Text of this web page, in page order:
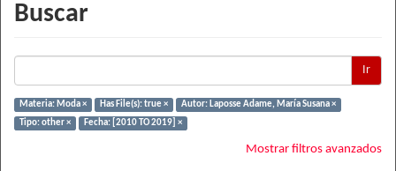
Buscar
Ir
Materia: Moda × Has File(s): true ×
Autor: Laposse Adame, María Susana ×
Tipo: other ×
Fecha: [2010 TO 2019] ×
Mostrar filtros avanzados